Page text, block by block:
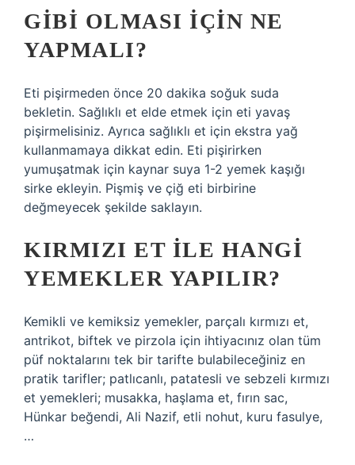
GIBI OLMASI IÇIN NE
YAPMALI?
Eti pişirmeden önce 20 dakika soğuk suda
bekletin. Sağlıklı et elde etmek için eti yavaş
pişirmelisiniz. Ayrıca sağlıklı et için ekstra yağ
kullanmamaya dikkat edin. Eti pişirirken
yumuşatmak için kaynar suya 1-2 yemek kaşığı
sirke ekleyin. Pişmiş ve çiğ eti birbirine
değmeyecek şekilde saklayın.
KIRMIZI ET ILE HANGI
YEMEKLER YAPILIR?
Kemikli ve kemiksiz yemekler, parçalı kırmızı et,
antrikot, biftek ve pirzola için ihtiyacınız olan tüm
püf noktalarını tek bir tarifte bulabileceğiniz en
pratik tarifler; patlıcanlı, patatesli ve sebzeli kırmızı
et yemekleri; musakka, haşlama et, fırın sac,
Hünkar beğendi, Ali Nazif, etli nohut, kuru fasulye,
…